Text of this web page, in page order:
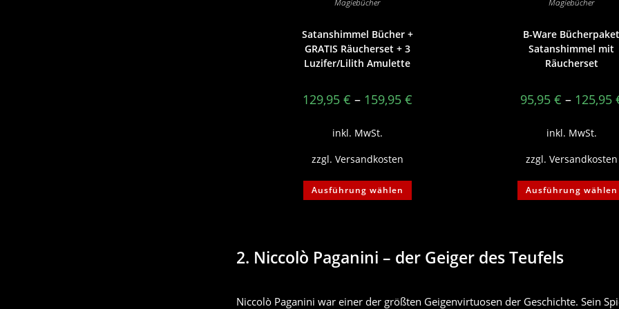
Magiebücher
Satanshimmel Bücher +
GRATIS Räucherset + 3
Luzifer/Lilith Amulette
129,95 € – 159,95 €
inkl. MwSt.
zzgl. Versandkosten
Ausführung wählen Dieses
weist
Optionen
können
gewählt
Magiebücher
B-Ware Bücherpaket
Satanshimmel mit
Räucherset
95,95 € – 125,95
inkl. MwSt.
zzgl. Versandkosten
Ausführung wählen
2. Niccolò Paganini – der Geiger des Teufels
Niccolò Paganini war einer der größten Geigenvirtuosen der Geschichte. Sein